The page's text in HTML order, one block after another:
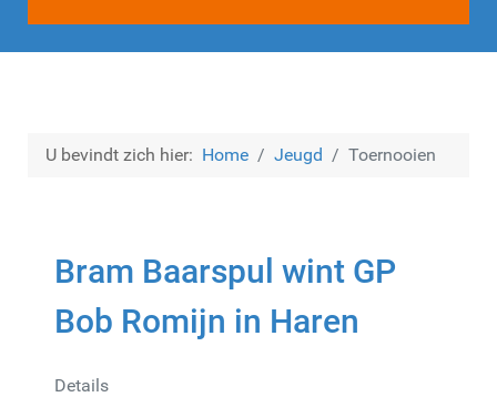
U bevindt zich hier: Home Jeugd Toernooien
Bram Baarspul wint GP
Bob Romijn in Haren
Details